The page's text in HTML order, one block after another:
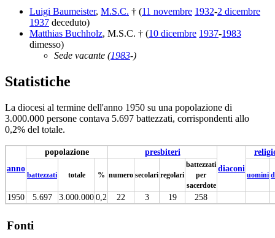
Luigi Baumeister, M.S.C. † (11 novembre 1932-2 dicembre
1937 deceduto)
Matthias Buchholz, M.S.C. † (10 dicembre 1937-1983
dimesso)
Sede vacante (1983-)
Statistiche
La diocesi al termine dell'anno 1950 su una popolazione di
3.000.000 persone contava 5.697 battezzati, corrispondenti allo
0,2% del totale.
anno
popolazione
presbiteri
diaconi
battezzati totale % numero secolari regolari
battezzati
per
sacerdote
uomini
1950 5.697 3.000.0000,2 22 3 19 258
Fonti